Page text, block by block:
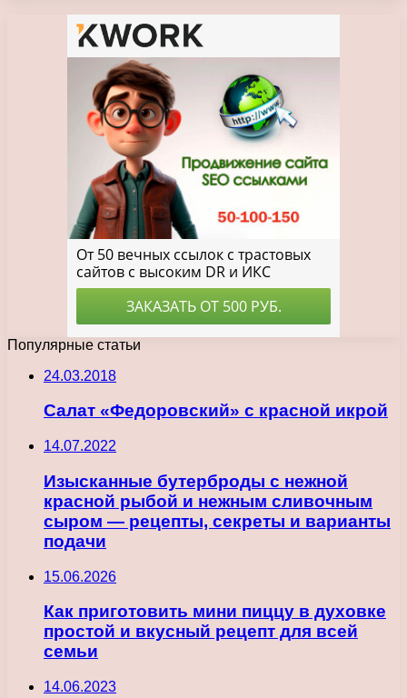
Популярные статьи
24.03.2018
Салат «Федоровский» с красной икрой
14.07.2022
Изысканные бутерброды с нежной
красной рыбой и нежным сливочным
сыром — рецепты, секреты и варианты
подачи
15.06.2026
Как приготовить мини пиццу в духовке
простой и вкусный рецепт для всей
семьи
14.06.2023